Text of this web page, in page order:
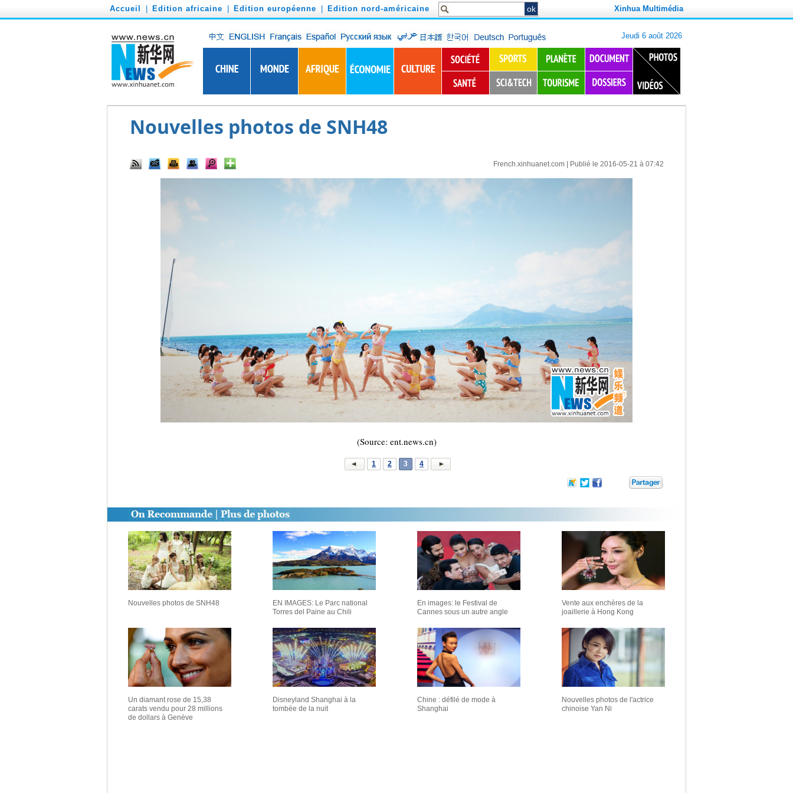
Accueil Edition africaine Edition européenne Edition nord-américaine Xinhua Multimédia
Nouvelles photos de SNH48
French.xinhuanet.com| Publié le 2016-05-21 à 07:42
(Source: ent.news.cn)
1 2 3 4
Nouvelles photos de SNH48
EN IMAGES: Le Parc national
Torres del Paine au Chili
En images: le Festival de
Cannes sous un autre angle
Vente aux enchères de la
joaillerie à Hong Kong
Un diamant rose de 15,38
carats vendu pour 28 millions
de dollars à Genève
Disneyland Shanghai à la
tombée de la nuit
Chine : défilé de mode à
Shanghai
Nouvelles photos de l'actrice
chinoise Yan Ni